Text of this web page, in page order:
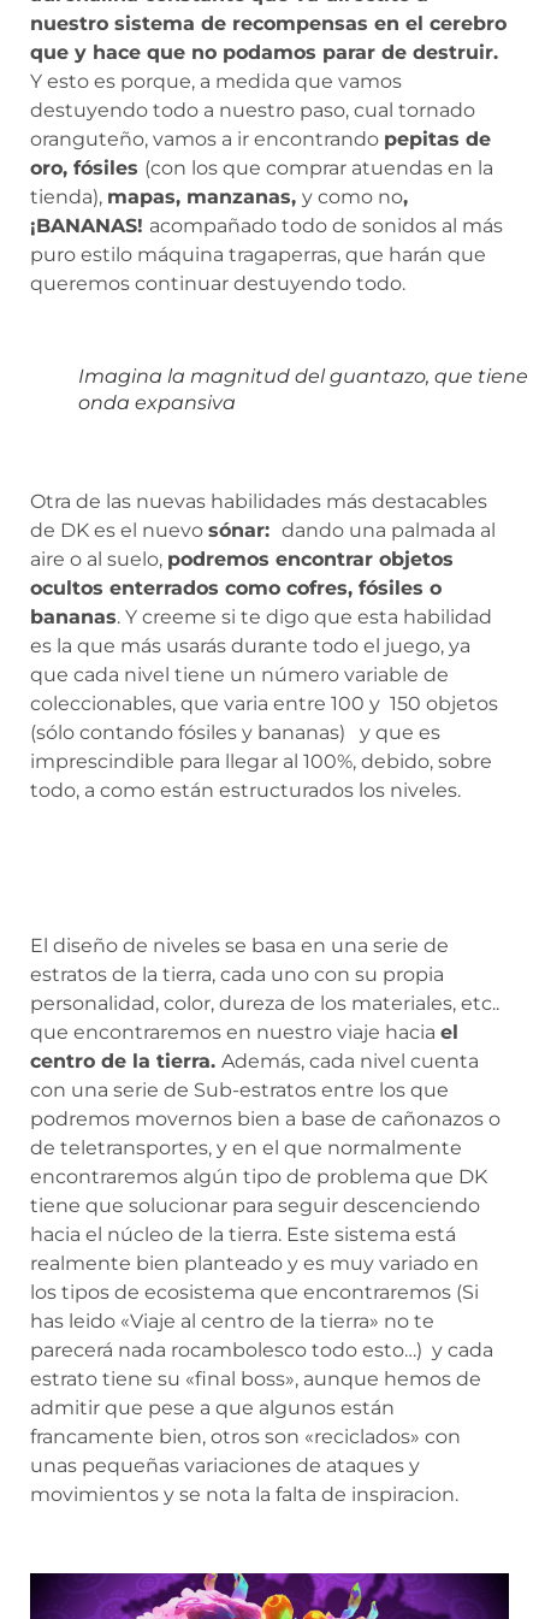
nuestro sistema de recompensas en el cerebro
que y hace que no podamos parar de destruir.
Y esto es porque, a medida que vamos
destuyendo todo a nuestro paso, cual tornado
oranguteño, vamos a ir encontrando pepitas de
oro, fósiles (con los que comprar atuendas en la
tienda), mapas, manzanas, y como no,
¡BANANAS! acompañado todo de sonidos al más
puro estilo máquina tragaperras, que harán que
queremos continuar destuyendo todo.
Imagina la magnitud del guantazo, que tiene
onda expansiva
Otra de las nuevas habilidades más destacables
de DK es el nuevo sónar: dando una palmada al
aire o al suelo, podremos encontrar objetos
ocultos enterrados como cofres, fósiles o
bananas. Y creeme si te digo que esta habilidad
es la que más usarás durante todo el juego, ya
que cada nivel tiene un número variable de
coleccionables, que varia entre 100 y 150 objetos
(sólo contando fósiles y bananas) y que es
imprescindible para llegar al 100%, debido, sobre
todo, a como están estructurados los niveles.
El diseño de niveles se basa en una serie de
estratos de la tierra, cada uno con su propia
personalidad, color, dureza de los materiales, etc..
que encontraremos en nuestro viaje hacia el
centro de la tierra. Además, cada nivel cuenta
con una serie de Sub-estratos entre los que
podremos movernos bien a base de cañonazos o
de teletransportes, y en el que normalmente
encontraremos algún tipo de problema que DK
tiene que solucionar para seguir descenciendo
hacia el núcleo de la tierra. Este sistema está
realmente bien planteado y es muy variado en
los tipos de ecosistema que encontraremos (Si
has leido «Viaje al centro de la tierra» no te
parecerá nada rocambolesco todo esto…) y cada
estrato tiene su «final boss», aunque hemos de
admitir que pese a que algunos están
francamente bien, otros son «reciclados» con
unas pequeñas variaciones de ataques y
movimientos y se nota la falta de inspiracion.